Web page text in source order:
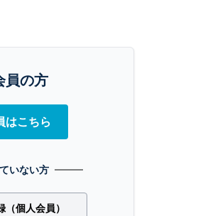
員の方
はこちら
いない方
個人会員）